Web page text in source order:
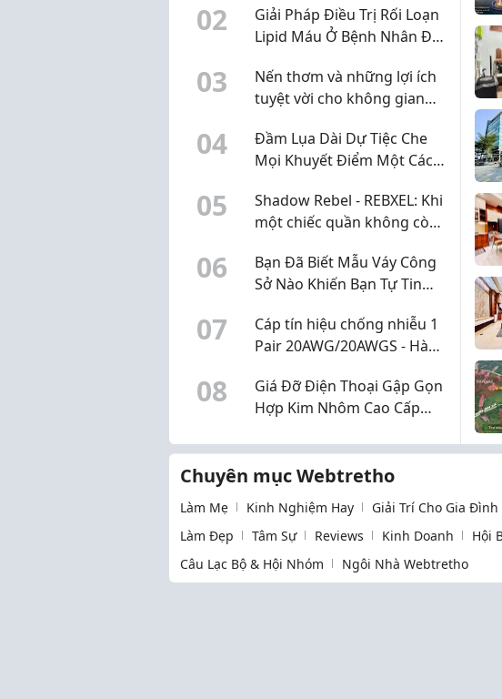
02
Giải Pháp Điều Trị Rối Loạn
Lipid Máu Ở Bệnh Nhân Đái
03
Nến thơm và những lợi ích
tuyệt vời cho không gian
04
Đầm Lụa Dài Dự Tiệc Che
Mọi Khuyết Điểm Một Cách
05
Shadow Rebel - REBXEL: Khi
một chiếc quần không còn
thái độ bạn mang theo trên
từng bước chân vào năm
06
Bạn Đã Biết Mẫu Váy Công
Sở Nào Khiến Bạn Tự Tin
07
Cáp tín hiệu chống nhiễu 1
Pair 20AWG/20AWGS - Hàng
Huế
08
Giá Đỡ Điện Thoại Gập Gọn
Hợp Kim Nhôm Cao Cấp
Chuyên mục Webtretho
Làm Mẹ Kinh Nghiệm Hay Giải Trí Cho Gia Đình
Làm Đẹp
Tâm Sự Reviews Kinh Doanh Hội
Câu Lạc Bộ & Hội Nhóm
Ngôi Nhà Webtretho